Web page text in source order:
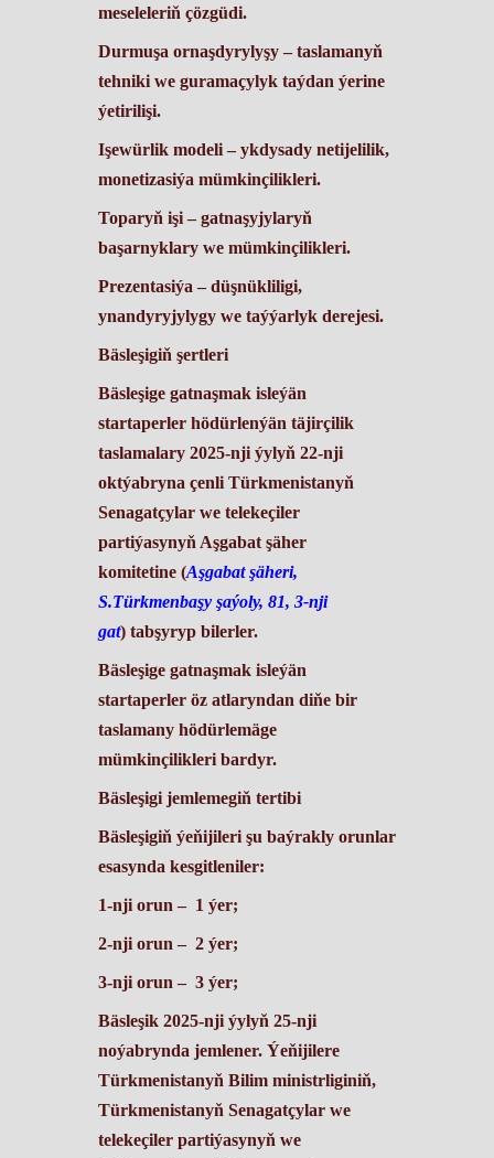
meseleleriň çözgüdi.
Durmuşa ornaşdyrylyşy – taslamanyň
tehniki we guramaçylyk taýdan ýerine
ýetirilişi.
Işewürlik modeli – ykdysady netijelilik,
monetizasiýa mümkinçilikleri.
Toparyň işi – gatnaşyjylaryň
başarnyklary we mümkinçilikleri.
Prezentasiýa – düşnükliligi,
ynandyryjylygy we taýýarlyk derejesi.
Bäsleşigiň şertleri
Bäsleşige gatnaşmak isleýän
startaperler hödürlenýän täjirçilik
taslamalary 2025-nji ýylyň 22-nji
oktýabryna çenli Türkmenistanyň
Senagatçylar we telekeçiler
partiýasynyň Aşgabat şäher
komitetine (Aşgabat şäheri,
S.Türkmenbaşy şaýoly, 81, 3-nji
gat) tabşyryp bilerler.
Bäsleşige gatnaşmak isleýän
startaperler öz atlaryndan diňe bir
taslamany hödürlemäge
mümkinçilikleri bardyr.
Bäsleşigi jemlemegiň tertibi
Bäsleşigiň ýeňijileri şu baýrakly orunlar
esasynda kesgitleniler:
1-nji orun – 1 ýer;
2-nji orun – 2 ýer;
3-nji orun – 3 ýer;
Bäsleşik 2025-nji ýylyň 25-nji
noýabrynda jemlener. Ýeňijilere
Türkmenistanyň Bilim ministrliginiň,
Türkmenistanyň Senagatçylar we
telekeçiler partiýasynyň we